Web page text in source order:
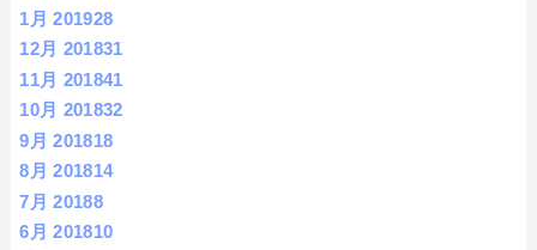
1月 201928
12月 201831
11月 201841
10月 201832
9月 201818
8月 201814
7月 20188
6月 201810